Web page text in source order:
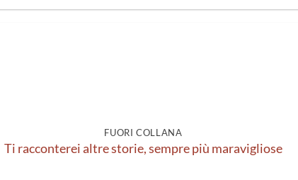
FUORI COLLANA
Ti racconterei altre storie, sempre più maravigliose